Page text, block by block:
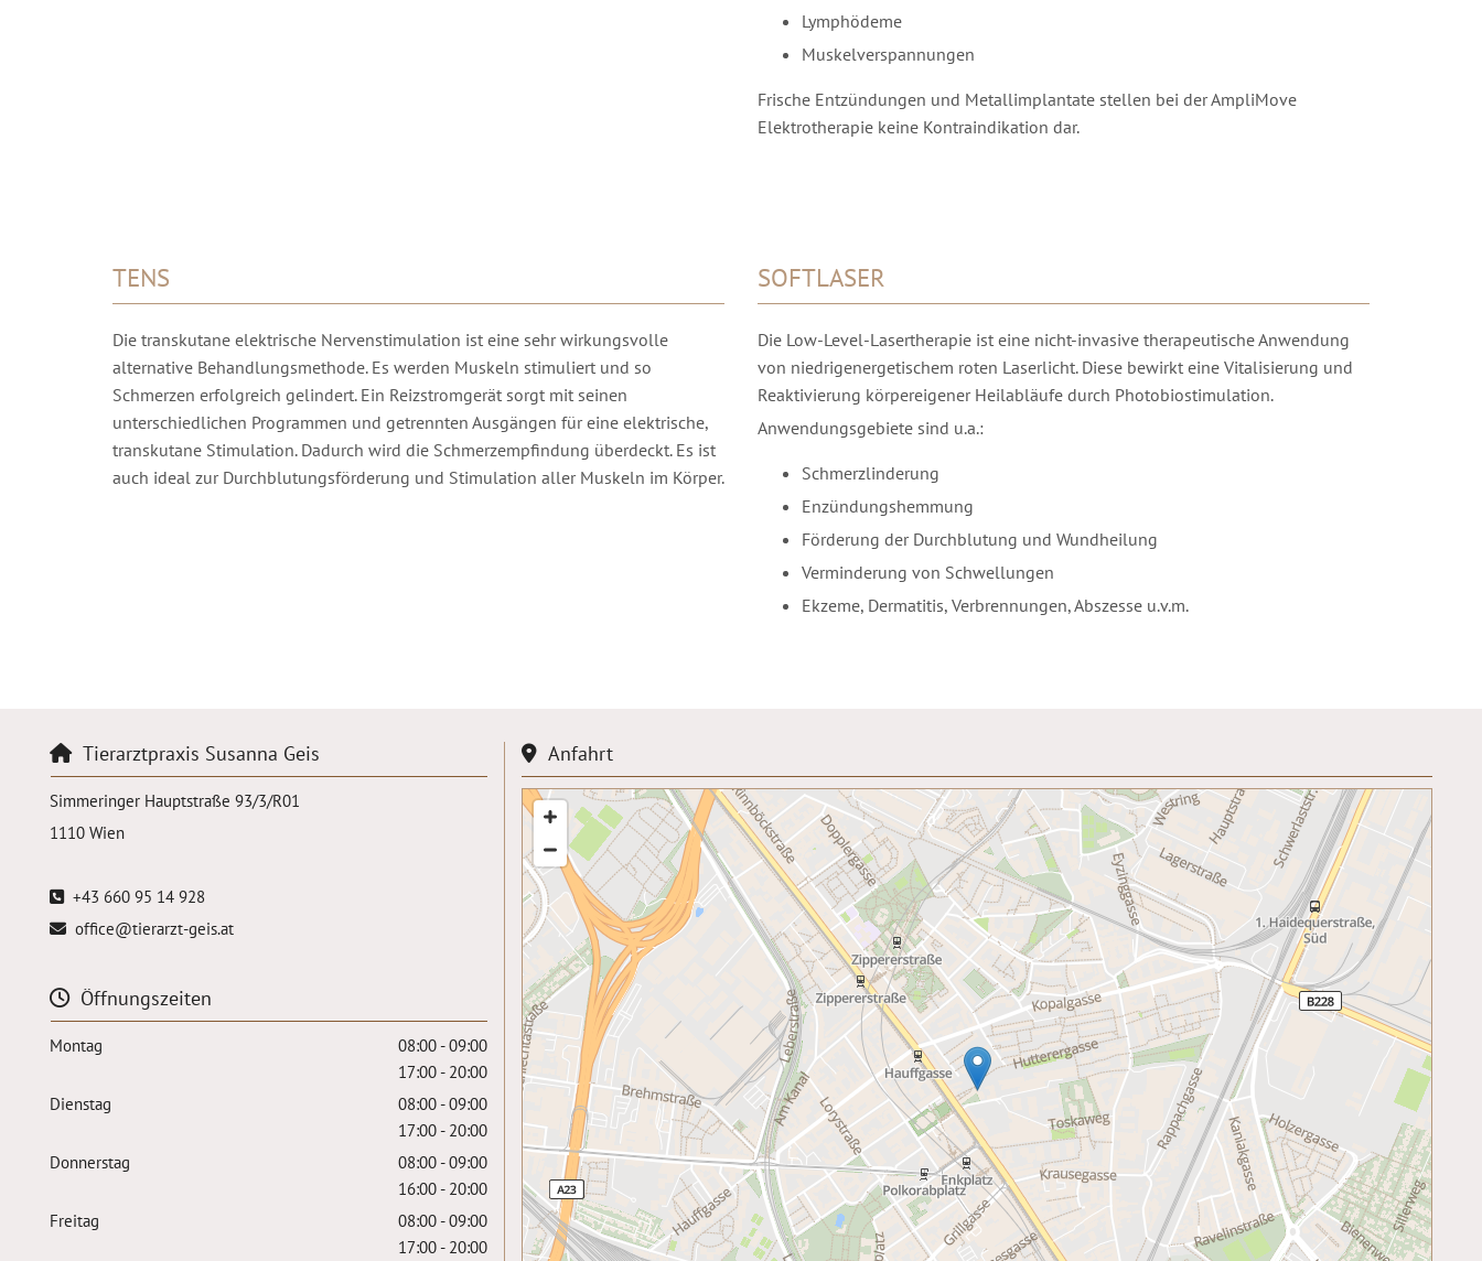
Lymphödeme
Muskelverspannungen
Frische Entzündungen und Metallimplantate stellen bei der AmpliMove
Elektrotherapie keine Kontraindikation dar.
TENS
Die transkutane elektrische Nervenstimulation ist eine sehr wirkungsvolle
alternative Behandlungsmethode. Es werden Muskeln stimuliert und so
Schmerzen erfolgreich gelindert. Ein Reizstromgerät sorgt mit seinen
unterschiedlichen Programmen und getrennten Ausgängen für eine elektrische,
transkutane Stimulation. Dadurch wird die Schmerzempfindung überdeckt. Es ist
auch ideal zur Durchblutungsförderung und Stimulation aller Muskeln im Körper.
SOFTLASER
Die Low-Level-Lasertherapie ist eine nicht-invasive therapeutische Anwendung
von niedrigenergetischem roten Laserlicht. Diese bewirkt eine Vitalisierung und
Reaktivierung körpereigener Heilabläufe durch Photobiostimulation.
Anwendungsgebiete sind u.a.:
Schmerzlinderung
Enzündungshemmung
Förderung der Durchblutung und Wundheilung
Verminderung von Schwellungen
Ekzeme, Dermatitis, Verbrennungen, Abszesse u.v.m.
Tierarztpraxis Susanna Geis
Simmeringer Hauptstraße 93/3/R01
1110 Wien
 +43 660 95 14 928
 office@tierarzt-geis.at
Öffnungszeiten
Montag
08:00 - 09:00
17:00 - 20:00
Dienstag
08:00 - 09:00
17:00 - 20:00
Donnerstag
08:00 - 09:00
16:00 - 20:00
Freitag
08:00 - 09:00
17:00 - 20:00
Anfahrt